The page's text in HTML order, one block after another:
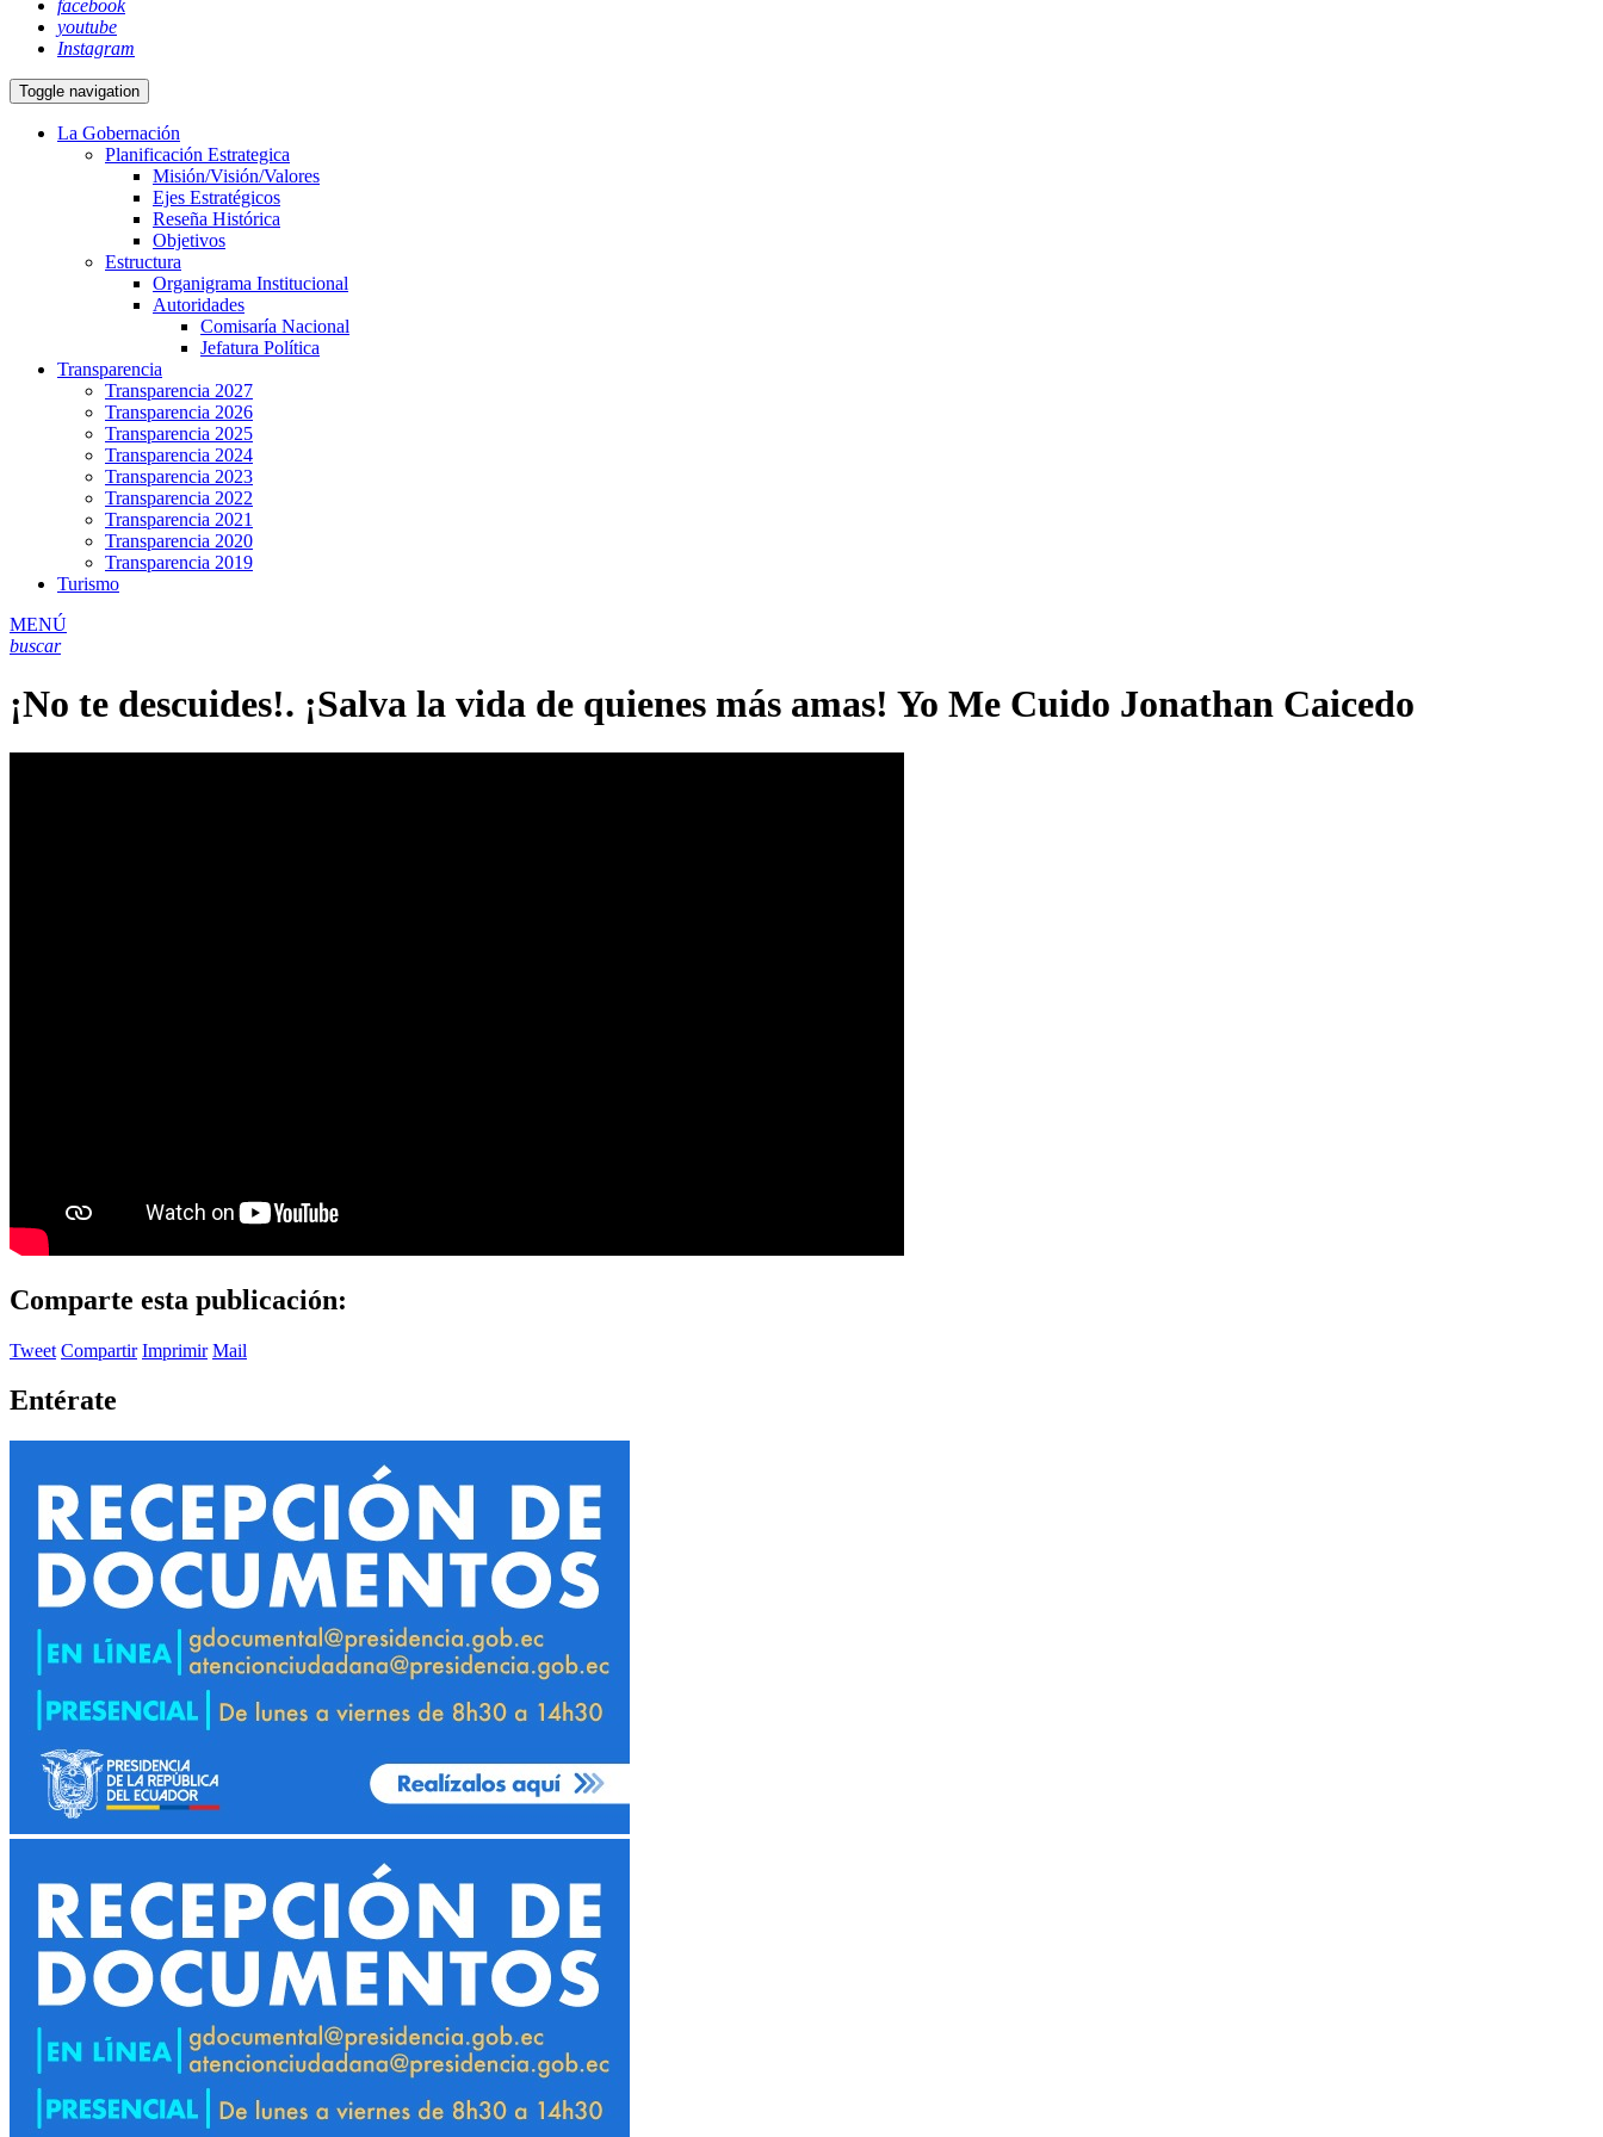
facebook
youtube
Instagram
Toggle navigation
La Gobernación
Planificación Estrategica
Misión/Visión/Valores
Ejes Estratégicos
Reseña Histórica
Objetivos
Estructura
Organigrama Institucional
Autoridades
Comisaría Nacional
Jefatura Política
Transparencia
Transparencia 2027
Transparencia 2026
Transparencia 2025
Transparencia 2024
Transparencia 2023
Transparencia 2022
Transparencia 2021
Transparencia 2020
Transparencia 2019
Turismo
MENÚ
buscar
¡No te descuides!. ¡Salva la vida de quienes más amas! Yo Me Cuido Jonathan Caicedo
Comparte esta publicación:
Tweet Compartir Imprimir Mail
Entérate